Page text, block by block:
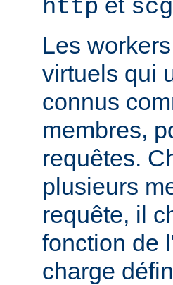
http
Les
virtuels qui
connus
membres,
requêtes.
plusieurs
requête, il
fonction de
charge